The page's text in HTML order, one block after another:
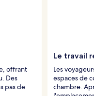
offrant
Des
pas de
Le travail
Les
espaces de
chambre.